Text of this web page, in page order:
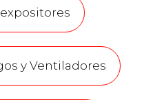
y Ventiladores